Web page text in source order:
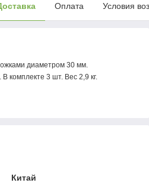
Оплата Условия
диаметром 30 мм.
комплекте 3 шт. Вес 2,9 кг.
Китай